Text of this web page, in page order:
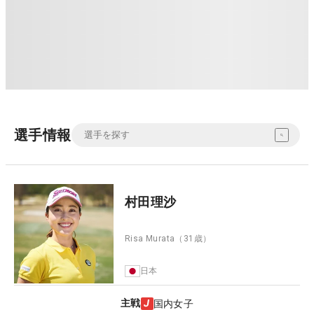
選手情報
村田理沙
Risa Murata （31歳）
日本
主戦 国内女子